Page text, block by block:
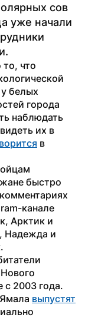
сов
уже начали
что
белых
города
наблюдать
их в
в
быстро
канале
Арктик и
Надежда и
с 2003 года.
выпустят